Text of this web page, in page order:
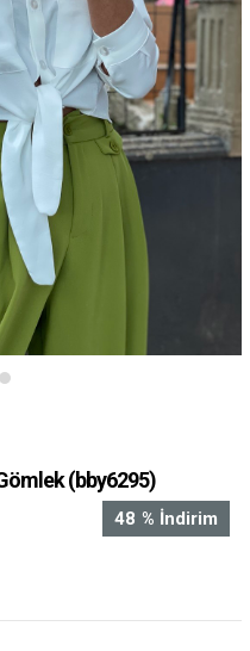
(bby6295)
%
48 İndirim